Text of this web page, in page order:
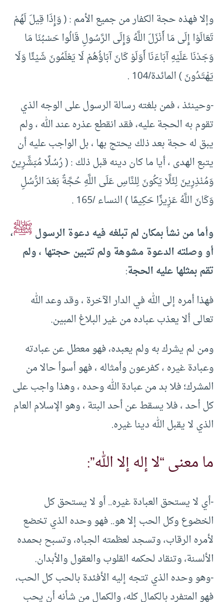
وإلا فهذه حجة الكفار من جميع الأمم : ( وَإِذَا قِيلَ لَهُمْ
تَعَالَوْا إِلَى مَا أَنْزَلَ اللَّهُ وَإِلَى الرَّسُولِ قَالُوا حَسْبُنَا مَا
وَجَدْنَا عَلَيْهِ آبَاءَنَا أَوَلَوْ كَانَ آبَاؤُهُمْ لَا يَعْلَمُونَ شَيْئًا وَلَا
يَهْتَدُونَ ) المائدة/104 .
-وحينئذ ، فمن بلغته رسالة الرسول على الوجه الذي
تقوم به الحجة عليه، فقد انقطع عذره عند الله ، ولم
يبق له حجة بعد ذلك يحتج بها ، بل الواجب عليه أن
يتبع الهدى ، أيا ما كان دينه قبل ذلك : ( رُسُلًا مُبَشِّرِينَ
وَمُنْذِرِينَ لِئَلَّا يَكُونَ لِلنَّاسِ عَلَى اللَّهِ حُجَّةٌ بَعْدَ الرُّسُلِ
وَكَانَ اللَّهُ عَزِيزًا حَكِيمًا ) النساء /165 .
وأما من نشأ بمكان لم تبلغه فيه دعوة الرسولﷺ،
أو وصلته الدعوة مشوهة ولم تتبين حجتها ، ولم
تقم بمثلها عليه الحجة:
فهذا أمره إلى الله في الدار الآخرة ، وقد وعد الله
تعالى ألا يعذب عباده من غير البلاغ المبين.
ومن لم يشرك به ولم يعبده، فهو معطل عن عبادته
وعبادة غيره ، كفرعون وأمثاله ، فهو أسوأ حالا من
المشرك؛ فلا بد من عبادة الله وحده ، وهذا واجب على
كل أحد ، فلا يسقط عن أحد البتة ، وهو الإسلام العام
الذي لا يقبل الله دينا غيره.
ما معنى “لا إله إلا الله”:
-أي لا يستحق العبادة غيره.. أو لا يستحق كل
الخضوع وكل الحب إلا هو.. فهو وحده الذي تخضع
لأمره الرقاب، وتسجد لعظمته الجباه، وتسبح بحمده
الألسنة، وتنقاد لحكمه القلوب والعقول والأبدان.
-وهو وحده الذي تتجه إليه الأفئدة بالحب كل الحب،
فهو المتفرد بالكمال كله، والكمال من شأنه أن يحب